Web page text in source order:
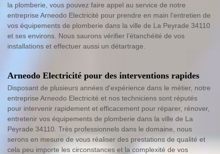
la plomberie, vous pouvez faire appel au service de notre
entreprise Arneodo Electricité pour prendre en main l’entretien de
vos équipements de plomberie dans la ville de La Peyrade 34110
et ses environs. Nous saurons vérifier l’étanchéité de vos
installations et effectuer aussi un détartrage.
Arneodo Electricité pour des interventions rapides
Disposant de plusieurs années d'expérience dans le métier, notre
entreprise Arneodo Electricité et nos techniciens sont réputés
pour intervenir rapidement et efficacement pour réparer, rénover,
entretenir vos équipements de plomberie dans la ville de La
Peyrade 34110. Très professionnels dans le domaine, nous
serons en mesure de vous réaliser des prestations de qualité et
cela peu importe les circonstances et la complexité de vos